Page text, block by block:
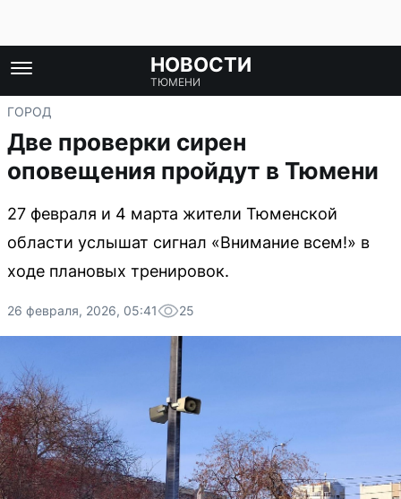
НОВОСТИ
ТЮМЕНИ
ГОРОД
Две проверки сирен
оповещения пройдут в Тюмени
27 февраля и 4 марта жители Тюменской
области услышат сигнал «Внимание всем!» в
ходе плановых тренировок.
26 февраля, 2026, 05:41 25